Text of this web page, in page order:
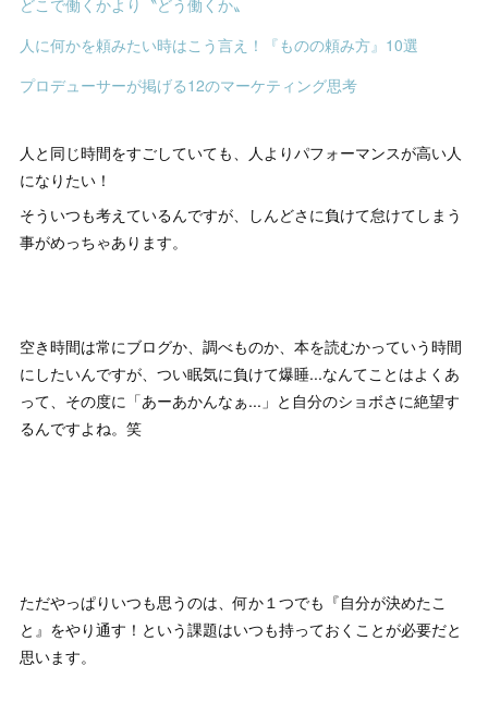
どこで働くかより〝どう働くか〟
人に何かを頼みたい時はこう言え！『ものの頼み方』10選
プロデューサーが掲げる12のマーケティング思考
人と同じ時間をすごしていても、人よりパフォーマンスが高い人
になりたい！
そういつも考えているんですが、しんどさに負けて怠けてしまう
事がめっちゃあります。
空き時間は常にブログか、調べものか、本を読むかっていう時間
にしたいんですが、つい眠気に負けて爆睡...なんてことはよくあ
って、その度に「あーあかんなぁ...」と自分のショボさに絶望す
るんですよね。笑
ただやっぱりいつも思うのは、何か１つでも『自分が決めたこ
と』をやり通す！という課題はいつも持っておくことが必要だと
思います。